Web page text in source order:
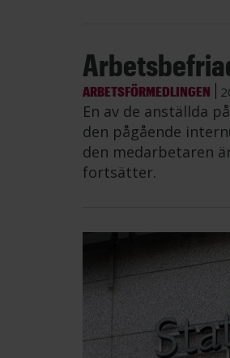
ARBETSFÖRMEDLINGEN
En av de anställda
den pågående
den medarbetaren
fortsätter.